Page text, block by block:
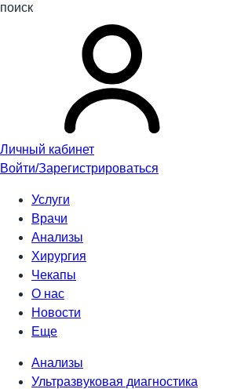
поиск
Личный кабинет
Войти/Зарегистрироваться
Услуги
Врачи
Анализы
Хирургия
Чекапы
О нас
Новости
Еще
Анализы
Ультразвуковая диагностика